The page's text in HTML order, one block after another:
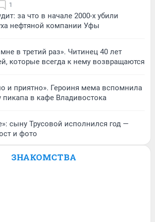
1
за что в начале 2000-х убили
нефтяной компании Уфы
в третий раз». Читинец 40 лет
которые всегда к нему возвращаются
и приятно». Героиня мема вспомнила
пикапа в кафе Владивостока
сыну Трусовой исполнился год —
и фото
ЗНАКОМСТВА